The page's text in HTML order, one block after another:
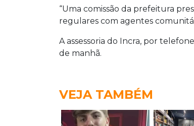
“Uma comissão da prefeitura
regulares com agentes
A assessoria do Incra, por
de manhã.
VEJA TAMBÉM